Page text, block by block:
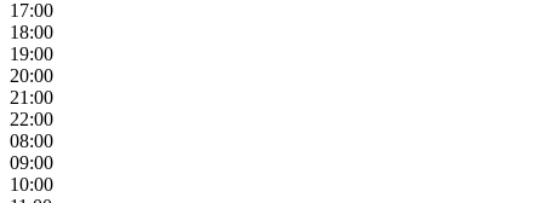
17:00
18:00
19:00
20:00
21:00
22:00
08:00
09:00
10:00